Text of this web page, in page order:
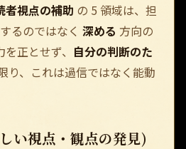
者視点の補助 の 5 領域は、担
するのではなく深める 方向の
正とせず、 自分の判断のた
り、これは過信ではなく能動
い視点・観点の発見)